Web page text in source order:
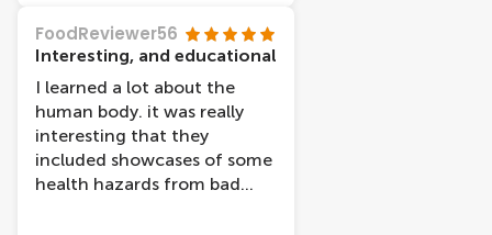
paid for an audioguide
where this had a big more
information and was also
helpful if finding it harder to
read the information in a
smaller font. There were
quite a number of references
to what makes people happy
FoodReviewer56
Interesting, and educational
I learned a lot about the
human body. it was really
interesting that they
included showcases of some
health hazards from bad